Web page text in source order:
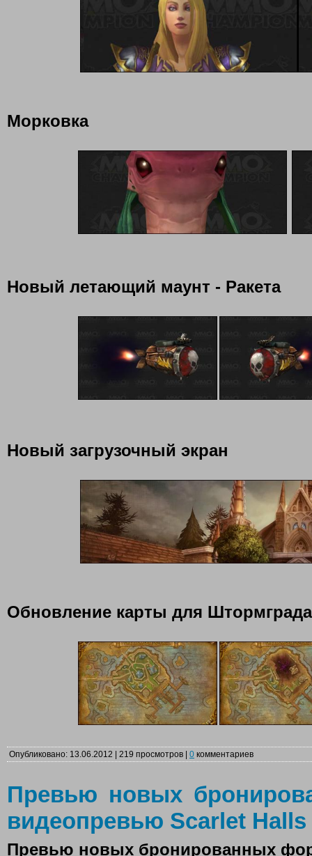
Морковка
Новый летающий маунт - Ракета
Новый загрузочный экран
Обновление карты для
Опубликовано: 13.06.2012 | 219 просмотров | 0 комментариев
Превью новых
видеопревью Scarlet Halls
Превью новых бронированных